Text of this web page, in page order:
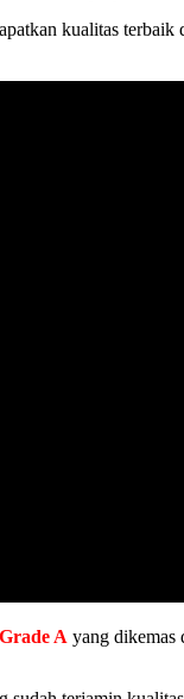
kualitas
Grade A yang dikemas